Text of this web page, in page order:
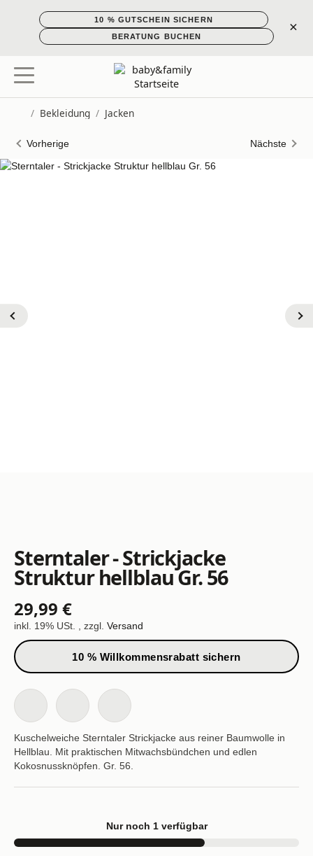
10 % GUTSCHEIN SICHERN
BERATUNG BUCHEN
×
/ Bekleidung / Jacken
Vorherige Nächste
Sterntaler - Strickjacke
Struktur hellblau Gr. 56
29,99 €
inkl. 19% USt. , zzgl. Versand
10 % Willkommensrabatt sichern
Kuschelweiche Sterntaler Strickjacke aus reiner Baumwolle in
Hellblau. Mit praktischen Mitwachsbündchen und edlen
Kokosnussknöpfen. Gr. 56.
Nur noch 1 verfügbar